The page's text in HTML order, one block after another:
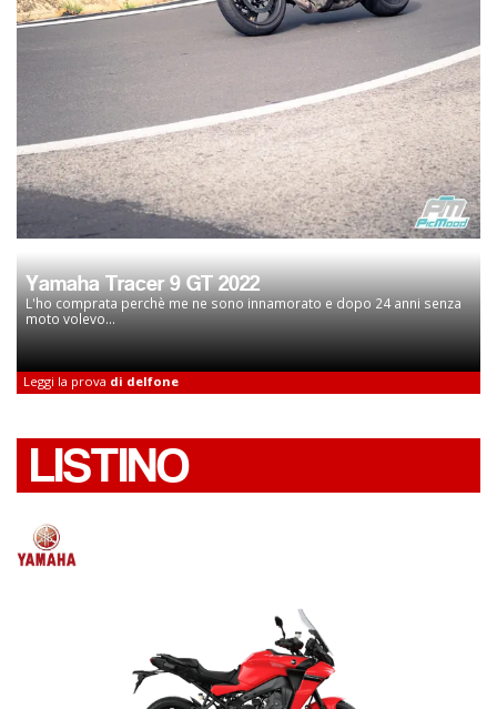
Yamaha Tracer 9 GT 2022
L'ho comprata perchè me ne sono innamorato e dopo 24 anni senza
moto volevo...
Leggi la prova di delfone
LISTINO